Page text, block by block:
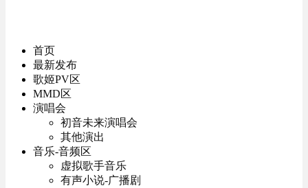
首页
最新发布
歌姬PV区
MMD区
演唱会
初音未来演唱会
其他演出
音乐-音频区
虚拟歌手音乐
有声小说-广播剧